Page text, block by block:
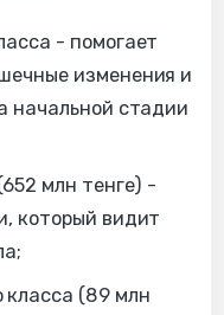
- помогает
изменения и
начальной стадии
млн тенге) -
который видит
(89 млн